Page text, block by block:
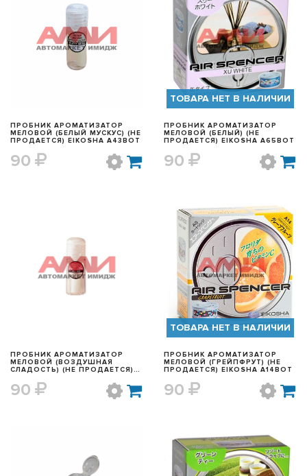
БЫСТРЫЙ ПРОСМОТР
ПРОБНИК АРОМАТИЗАТОР
МЕЛОВОЙ (БЕЛЫЙ МУСКУС) (НЕ
ПРОДАЕТСЯ) EIKOSHA A43BOT
90
БЫСТРЫЙ ПРОСМОТР
ТОВАРА НЕТ В НАЛИЧИИ
ПРОБНИК АРОМАТИЗАТОР
МЕЛОВОЙ (БЕЛЫЙ) (НЕ
ПРОДАЕТСЯ) EIKOSHA A65BOT
90
БЫСТРЫЙ ПРОСМОТР
ПРОБНИК АРОМАТИЗАТОР
МЕЛОВОЙ (ВОЗДУШНАЯ
СЛАДОСТЬ) (НЕ ПРОДАЕТСЯ)
90
БЫСТРЫЙ ПРОСМОТР
ТОВАРА НЕТ В НАЛИЧИИ
ПРОБНИК АРОМАТИЗАТОР
МЕЛОВОЙ (ГРЕЙПФРУТ) (НЕ
ПРОДАЕТСЯ) EIKOSHA A14BOT
90